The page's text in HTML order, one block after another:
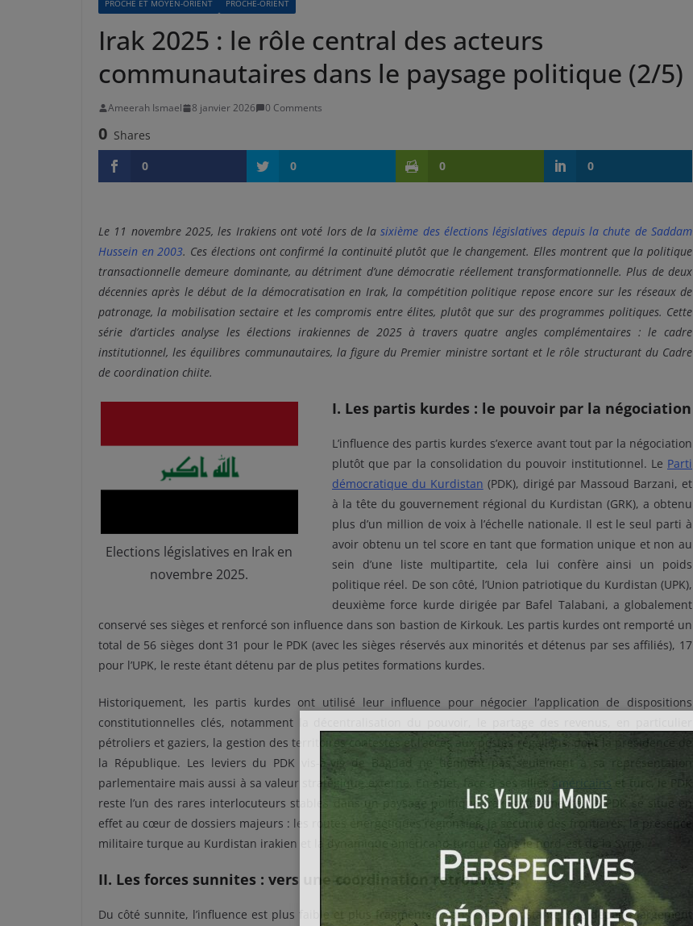
PROCHE ET MOYEN-ORIENT PROCHE-ORIENT
Irak 2025 : le rôle central des acteurs
communautaires dans le paysage politique (2/5)
Ameerah Ismael 8 janvier 2026 0 Comments
0 Shares
0
0 0 0
Le 11 novembre 2025, les Irakiens ont voté lors de lasixième des élections législatives depuis la chute de Saddam
Hussein en 2003. Ces élections ont confirmé la continuité plutôt que le changement. Elles montrent que la politique
transactionnelle demeure dominante, au détriment d’une démocratie réellement transformationnelle. Plus de deux
décennies après le début de la démocratisation en Irak, la compétition politique repose encore sur les réseaux de
patronage, la mobilisation sectaire et les compromis entre élites, plutôt que sur des programmes politiques. Cette
série d’articles analyse les élections irakiennes de 2025 à travers quatre angles complémentaires : le cadre
institutionnel, les équilibres communautaires, la figure du Premier ministre sortant et le rôle structurant du Cadre
de coordination chiite.
Elections législatives en Irak en
novembre 2025.
I. Les partis kurdes : le pouvoir par la négociation
L’influence des partis kurdes s’exerce avant tout par la négociation
plutôt que par la consolidation du pouvoir institutionnel. Le Parti
démocratique du Kurdistan (PDK), dirigé par Massoud Barzani, et
à la tête du gouvernement régional du Kurdistan (GRK), a obtenu
plus d’un million de voix à l’échelle nationale. Il est le seul parti à
avoir obtenu un tel score en tant que formation unique et non au
sein d’une liste multipartite, cela lui confère ainsi un poids
politique réel. De son côté, l’Union patriotique du Kurdistan (UPK),
deuxième force kurde dirigée par Bafel Talabani, a globalement
conservé ses sièges et renforcé son influence dans son bastion de Kirkouk. Les partis kurdes ont remporté un
total de 56 sièges dont 31 pour le PDK (avec les sièges réservés aux minorités et détenus par ses affiliés), 17
pour l’UPK, le reste étant détenu par de plus petites formations kurdes.
Historiquement, les partis kurdes ont utilisé leur influence pour négocier l’application de dispositions
constitutionnelles clés, notamment la décentralisation du pouvoir, le partage des revenus, en particulier
pétroliers et gaziers, la gestion des territoires contestés et l’accès aux postes régaliens, dont la présidence de
la République. Les leviers du PDK vis-à-vis de Bagdad ne tiennent pas seulement à sa représentation
parlementaire mais aussi à sa valeur stratégique externe. En effet, face à ses alliés américains
et turc, le PDK
reste l’un des rares interlocuteurs stables dans un paysage politique irakien fragmenté. Le PDK se situe en
effet au cœur de dossiers majeurs : les routes énergétiques régionales, la sécurité des frontières, la présence
militaire turque au Kurdistan irakien et la dynamique américano-turque dans le nord-est de la Syrie.
II. Les forces sunnites : vers une coordination retrouvée ?
Du côté sunnite, l’influence est plus faible et plus fragmentée, sans être inexistante. Elle dépend largement